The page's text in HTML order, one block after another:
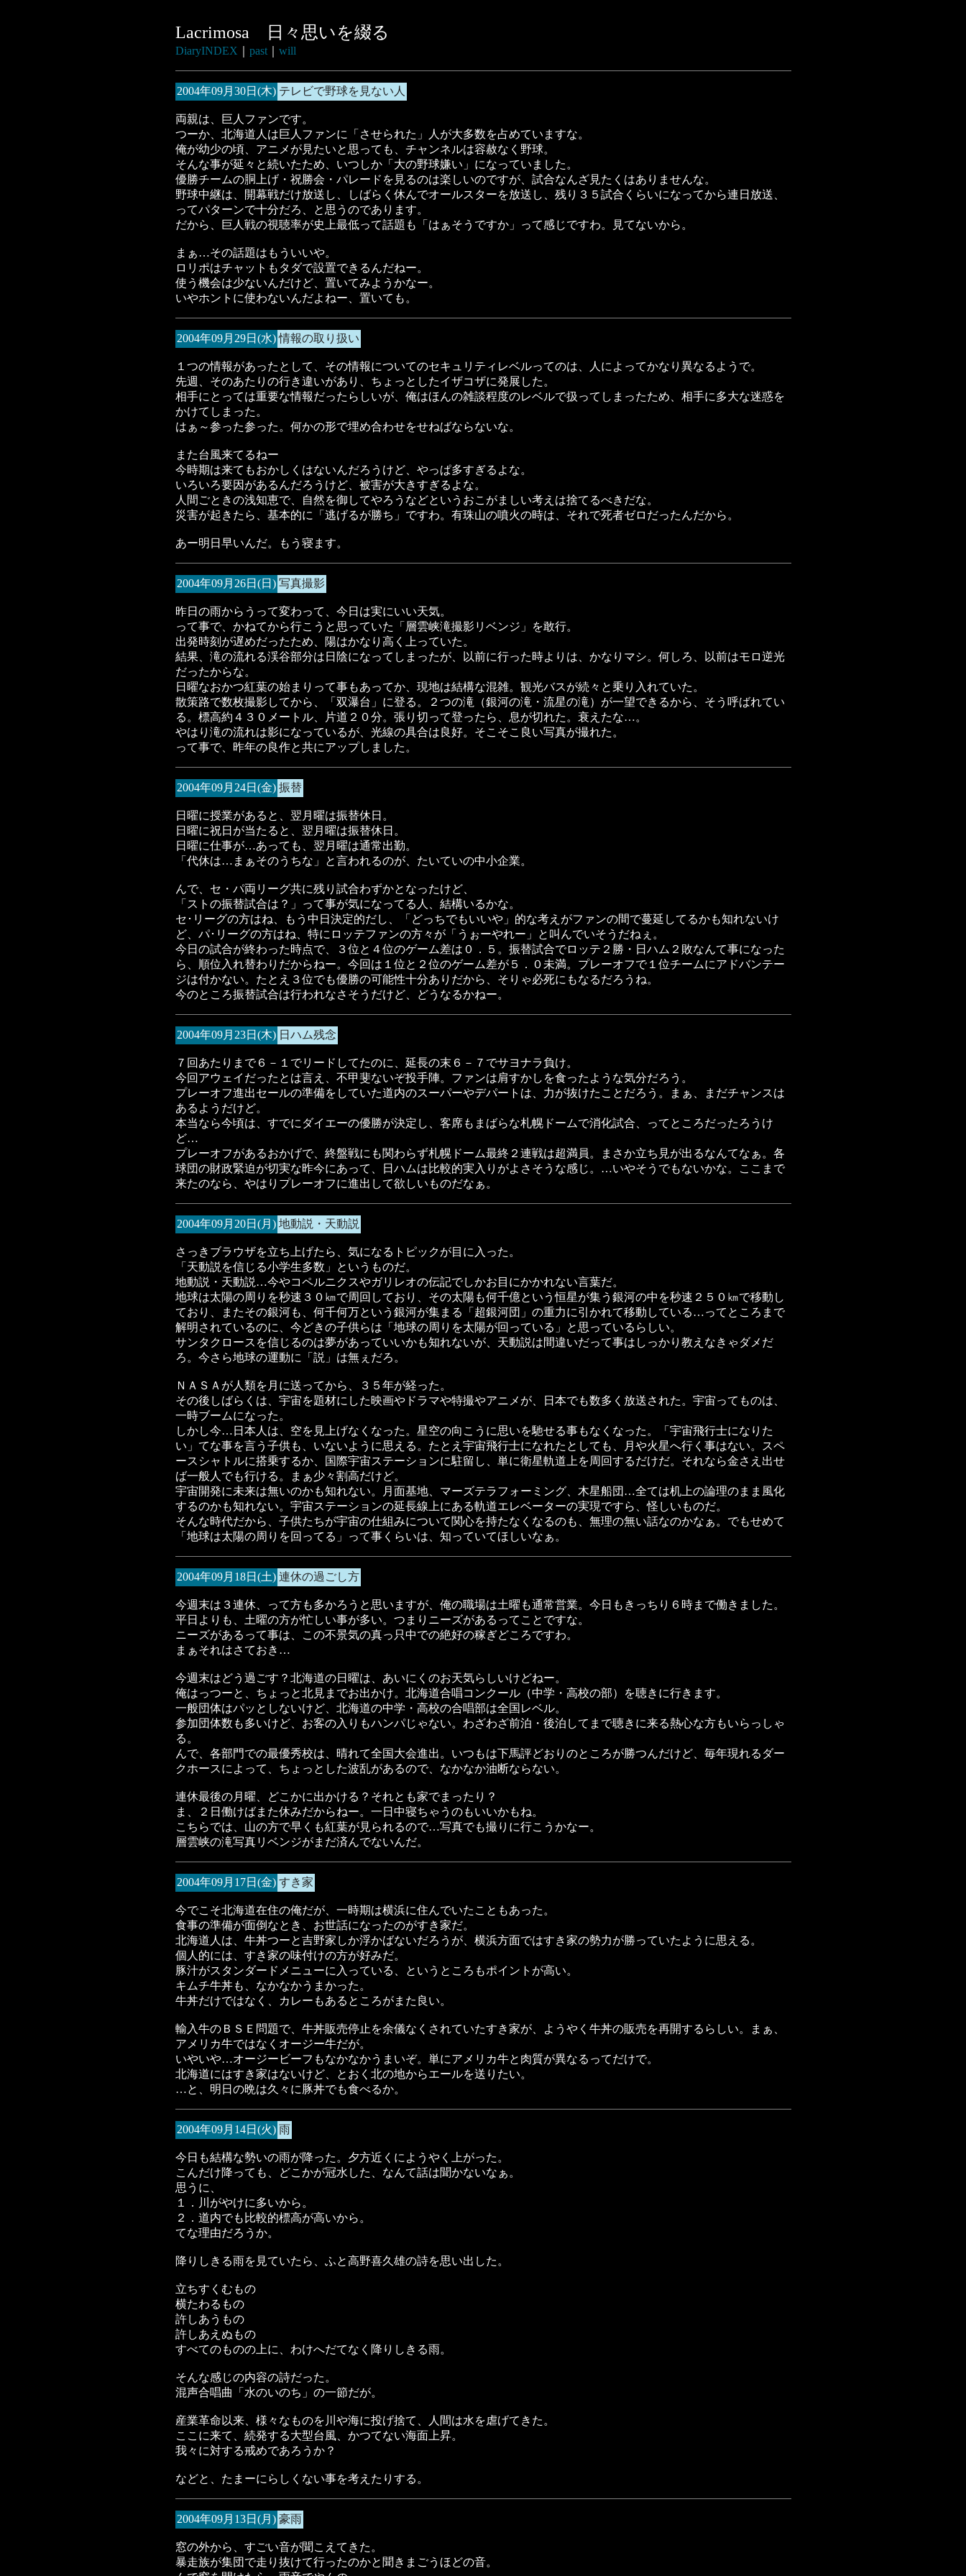
Lacrimosa 日々思いを綴る
DiaryINDEX past｜ will
2004年09月30日(木) テレビで野球を見ない人
両親は、巨人ファンです。
つーか、北海道人は巨人ファンに「させられた」人が大多数を占めていますな。
俺が幼少の頃、アニメが見たいと思っても、チャンネルは容赦なく野球。
そんな事が延々と続いたため、いつしか「大の野球嫌い」になっていました。
優勝チームの胴上げ・祝勝会・パレードを見るのは楽しいのですが、試合なんざ見たくはありませんな。
野球中継は、開幕戦だけ放送し、しばらく休んでオールスターを放送し、残り３５試合くらいになってから連日放送、
ってパターンで十分だろ、と思うのであります。
だから、巨人戦の視聴率が史上最低って話題も「はぁそうですか」って感じですわ。見てないから。
まぁ…その話題はもういいや。
ロリポはチャットもタダで設置できるんだねー。
使う機会は少ないんだけど、置いてみようかなー。
いやホントに使わないんだよねー、置いても。
2004年09月29日(水) 情報の取り扱い
１つの情報があったとして、その情報についてのセキュリティレベルってのは、人によってかなり異なるようで。
先週、そのあたりの行き違いがあり、ちょっとしたイザコザに発展した。
相手にとっては重要な情報だったらしいが、俺はほんの雑談程度のレベルで扱ってしまったため、相手に多大な迷惑を
かけてしまった。
はぁ～参った参った。何かの形で埋め合わせをせねばならないな。
また台風来てるねー
今時期は来てもおかしくはないんだろうけど、やっぱ多すぎるよな。
いろいろ要因があるんだろうけど、被害が大きすぎるよな。
人間ごときの浅知恵で、自然を御してやろうなどというおこがましい考えは捨てるべきだな。
災害が起きたら、基本的に「逃げるが勝ち」ですわ。有珠山の噴火の時は、それで死者ゼロだったんだから。
あー明日早いんだ。もう寝ます。
2004年09月26日(日) 写真撮影
昨日の雨からうって変わって、今日は実にいい天気。
って事で、かねてから行こうと思っていた「層雲峡滝撮影リベンジ」を敢行。
出発時刻が遅めだったため、陽はかなり高く上っていた。
結果、滝の流れる渓谷部分は日陰になってしまったが、以前に行った時よりは、かなりマシ。何しろ、以前はモロ逆光
だったからな。
日曜なおかつ紅葉の始まりって事もあってか、現地は結構な混雑。観光バスが続々と乗り入れていた。
散策路で数枚撮影してから、「双瀑台」に登る。２つの滝（銀河の滝・流星の滝）が一望できるから、そう呼ばれてい
る。標高約４３０メートル、片道２０分。張り切って登ったら、息が切れた。衰えたな…。
やはり滝の流れは影になっているが、光線の具合は良好。そこそこ良い写真が撮れた。
って事で、昨年の良作と共にアップしました。
2004年09月24日(金) 振替
日曜に授業があると、翌月曜は振替休日。
日曜に祝日が当たると、翌月曜は振替休日。
日曜に仕事が…あっても、翌月曜は通常出勤。
「代休は…まぁそのうちな」と言われるのが、たいていの中小企業。
んで、セ・パ両リーグ共に残り試合わずかとなったけど、
「ストの振替試合は？」って事が気になってる人、結構いるかな。
セ･リーグの方はね、もう中日決定的だし、「どっちでもいいや」的な考えがファンの間で蔓延してるかも知れないけ
ど、パ･リーグの方はね、特にロッテファンの方々が「うぉーやれー」と叫んでいそうだねぇ。
今日の試合が終わった時点で、３位と４位のゲーム差は０．５。振替試合でロッテ２勝・日ハム２敗なんて事になった
ら、順位入れ替わりだからねー。今回は１位と２位のゲーム差が５．０未満。プレーオフで１位チームにアドバンテー
ジは付かない。たとえ３位でも優勝の可能性十分ありだから、そりゃ必死にもなるだろうね。
今のところ振替試合は行われなさそうだけど、どうなるかねー。
2004年09月23日(木) 日ハム残念
７回あたりまで６－１でリードしてたのに、延長の末６－７でサヨナラ負け。
今回アウェイだったとは言え、不甲斐ないぞ投手陣。ファンは肩すかしを食ったような気分だろう。
プレーオフ進出セールの準備をしていた道内のスーパーやデパートは、力が抜けたことだろう。まぁ、まだチャンスは
あるようだけど。
本当なら今頃は、すでにダイエーの優勝が決定し、客席もまばらな札幌ドームで消化試合、ってところだったろうけ
ど…
プレーオフがあるおかげで、終盤戦にも関わらず札幌ドーム最終２連戦は超満員。まさか立ち見が出るなんてなぁ。各
球団の財政緊迫が切実な昨今にあって、日ハムは比較的実入りがよさそうな感じ。…いやそうでもないかな。ここまで
来たのなら、やはりプレーオフに進出して欲しいものだなぁ。
2004年09月20日(月) 地動説・天動説
さっきブラウザを立ち上げたら、気になるトピックが目に入った。
「天動説を信じる小学生多数」というものだ。
地動説・天動説…今やコペルニクスやガリレオの伝記でしかお目にかかれない言葉だ。
地球は太陽の周りを秒速３０㎞で周回しており、その太陽も何千億という恒星が集う銀河の中を秒速２５０㎞で移動し
ており、またその銀河も、何千何万という銀河が集まる「超銀河団」の重力に引かれて移動している…ってところまで
解明されているのに、今どきの子供らは「地球の周りを太陽が回っている」と思っているらしい。
サンタクロースを信じるのは夢があっていいかも知れないが、天動説は間違いだって事はしっかり教えなきゃダメだ
ろ。今さら地球の運動に「説」は無ぇだろ。
ＮＡＳＡが人類を月に送ってから、３５年が経った。
その後しばらくは、宇宙を題材にした映画やドラマや特撮やアニメが、日本でも数多く放送された。宇宙ってものは、
一時ブームになった。
しかし今…日本人は、空を見上げなくなった。星空の向こうに思いを馳せる事もなくなった。「宇宙飛行士になりた
い」てな事を言う子供も、いないように思える。たとえ宇宙飛行士になれたとしても、月や火星へ行く事はない。スペ
ースシャトルに搭乗するか、国際宇宙ステーションに駐留し、単に衛星軌道上を周回するだけだ。それなら金さえ出せ
ば一般人でも行ける。まぁ少々割高だけど。
宇宙開発に未来は無いのかも知れない。月面基地、マーズテラフォーミング、木星船団…全ては机上の論理のまま風化
するのかも知れない。宇宙ステーションの延長線上にある軌道エレベーターの実現ですら、怪しいものだ。
そんな時代だから、子供たちが宇宙の仕組みについて関心を持たなくなるのも、無理の無い話なのかなぁ。でもせめて
「地球は太陽の周りを回ってる」って事くらいは、知っていてほしいなぁ。
2004年09月18日(土) 連休の過ごし方
今週末は３連休、って方も多かろうと思いますが、俺の職場は土曜も通常営業。今日もきっちり６時まで働きました。
平日よりも、土曜の方が忙しい事が多い。つまりニーズがあるってことですな。
ニーズがあるって事は、この不景気の真っ只中での絶好の稼ぎどころですわ。
まぁそれはさておき…
今週末はどう過ごす？北海道の日曜は、あいにくのお天気らしいけどねー。
俺はっつーと、ちょっと北見までお出かけ。北海道合唱コンクール（中学・高校の部）を聴きに行きます。
一般団体はパッとしないけど、北海道の中学・高校の合唱部は全国レベル。
参加団体数も多いけど、お客の入りもハンパじゃない。わざわざ前泊・後泊してまで聴きに来る熱心な方もいらっしゃ
る。
んで、各部門での最優秀校は、晴れて全国大会進出。いつもは下馬評どおりのところが勝つんだけど、毎年現れるダー
クホースによって、ちょっとした波乱があるので、なかなか油断ならない。
連休最後の月曜、どこかに出かける？それとも家でまったり？
ま、２日働けばまた休みだからねー。一日中寝ちゃうのもいいかもね。
こちらでは、山の方で早くも紅葉が見られるので…写真でも撮りに行こうかなー。
層雲峡の滝写真リベンジがまだ済んでないんだ。
2004年09月17日(金) すき家
今でこそ北海道在住の俺だが、一時期は横浜に住んでいたこともあった。
食事の準備が面倒なとき、お世話になったのがすき家だ。
北海道人は、牛丼つーと吉野家しか浮かばないだろうが、横浜方面ではすき家の勢力が勝っていたように思える。
個人的には、すき家の味付けの方が好みだ。
豚汁がスタンダードメニューに入っている、というところもポイントが高い。
キムチ牛丼も、なかなかうまかった。
牛丼だけではなく、カレーもあるところがまた良い。
輸入牛のＢＳＥ問題で、牛丼販売停止を余儀なくされていたすき家が、ようやく牛丼の販売を再開するらしい。まぁ、
アメリカ牛ではなくオージー牛だが。
いやいや…オージービーフもなかなかうまいぞ。単にアメリカ牛と肉質が異なるってだけで。
北海道にはすき家はないけど、とおく北の地からエールを送りたい。
…と、明日の晩は久々に豚丼でも食べるか。
2004年09月14日(火) 雨
今日も結構な勢いの雨が降った。夕方近くにようやく上がった。
こんだけ降っても、どこかが冠水した、なんて話は聞かないなぁ。
思うに、
１．川がやけに多いから。
２．道内でも比較的標高が高いから。
てな理由だろうか。
降りしきる雨を見ていたら、ふと高野喜久雄の詩を思い出した。
立ちすくむもの
横たわるもの
許しあうもの
許しあえぬもの
すべてのものの上に、わけへだてなく降りしきる雨。
そんな感じの内容の詩だった。
混声合唱曲「水のいのち」の一節だが。
産業革命以来、様々なものを川や海に投げ捨て、人間は水を虐げてきた。
ここに来て、続発する大型台風、かつてない海面上昇。
我々に対する戒めであろうか？
などと、たまーにらしくない事を考えたりする。
2004年09月13日(月) 豪雨
窓の外から、すごい音が聞こえてきた。
暴走族が集団で走り抜けて行ったのかと聞きまごうほどの音。